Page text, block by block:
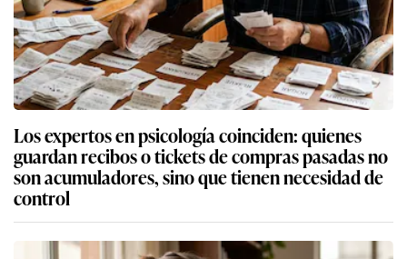
Los expertos en psicología coinciden: quienes
guardan recibos o tickets de compras pasadas no
son acumuladores, sino que tienen necesidad de
control